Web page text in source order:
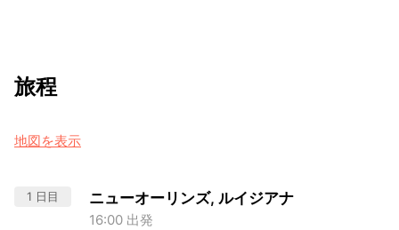
旅程
地図を表示
1 日目 ニューオーリンズ, ルイジアナ
16:00 出発